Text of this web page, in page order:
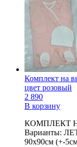
Комплект на
цвет розовый
2 890
В корзину
КОМПЛЕКТ
Варианты:
90х90см (+-